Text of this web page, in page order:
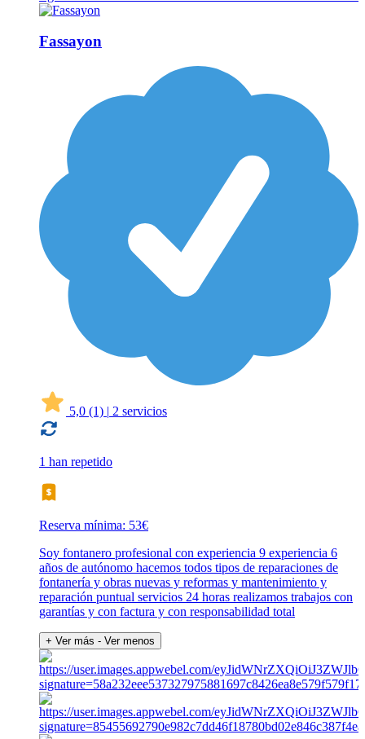
Fassayon
5,0 (1) | 2 servicios
1 han repetido
Reserva mínima: 53€
Soy fontanero profesional con experiencia 9 experiencia 6
años de autónomo hacemos todos tipos de reparaciones de
fontanería y obras nuevas y reformas y mantenimiento y
reparación puntual servicios 24 horas realizamos trabajos con
garantías y con factura y con responsabilidad total
+ Ver más - Ver menos